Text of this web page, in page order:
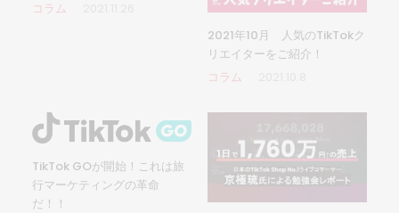
コラム
2021年10月 人気のTikTokク
リエイターをご紹介！
コラム
TikTok GOが開始！これは旅
行マーケティングの革命
だ！！